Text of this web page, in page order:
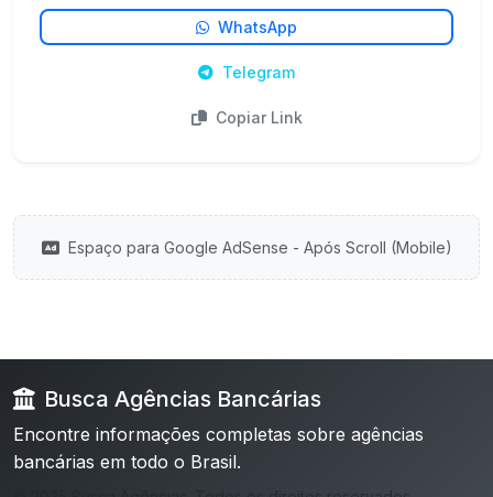
WhatsApp
Telegram
Copiar Link
Espaço para Google AdSense - Após Scroll (Mobile)
Busca Agências Bancárias
Encontre informações completas sobre agências
bancárias em todo o Brasil.